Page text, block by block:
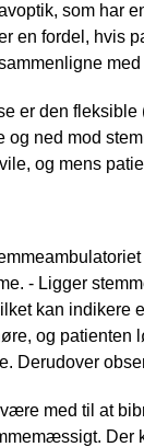
som har
en fordel, hvis
er den
ned mod
og mens
- Ligger
kan indikere
og patienten
Derudover
med til at